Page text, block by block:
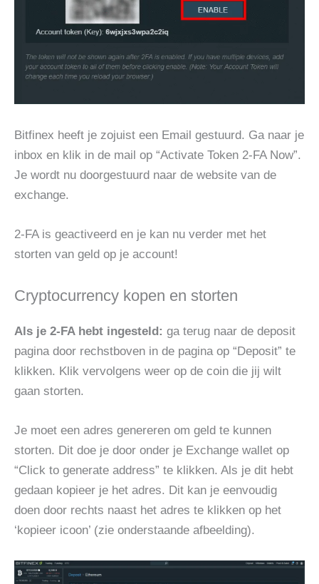
Bitfinex heeft je zojuist een Email gestuurd. Ga naar je
inbox en klik in de mail op “Activate Token 2-FA Now”.
Je wordt nu doorgestuurd naar de website van de
exchange.
2-FA is geactiveerd en je kan nu verder met het
storten van geld op je account!
Cryptocurrency kopen en storten
Als je 2-FA hebt ingesteld: ga terug naar de deposit
pagina door rechstboven in de pagina op “Deposit” te
klikken. Klik vervolgens weer op de coin die jij wilt
gaan storten.
Je moet een adres genereren om geld te kunnen
storten. Dit doe je door onder je Exchange wallet op
“Click to generate address” te klikken. Als je dit hebt
gedaan kopieer je het adres. Dit kan je eenvoudig
doen door rechts naast het adres te klikken op het
‘kopieer icoon’ (zie onderstaande afbeelding).